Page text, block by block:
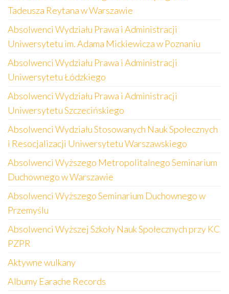
Tadeusza Reytana w Warszawie
Absolwenci Wydziału Prawa i Administracji
Uniwersytetu im. Adama Mickiewicza w Poznaniu
Absolwenci Wydziału Prawa i Administracji
Uniwersytetu Łódzkiego
Absolwenci Wydziału Prawa i Administracji
Uniwersytetu Szczecińskiego
Absolwenci Wydziału Stosowanych Nauk Społecznych
i Resocjalizacji Uniwersytetu Warszawskiego
Absolwenci Wyższego Metropolitalnego Seminarium
Duchownego w Warszawie
Absolwenci Wyższego Seminarium Duchownego w
Przemyślu
Absolwenci Wyższej Szkoły Nauk Społecznych przy KC
PZPR
Aktywne wulkany
Albumy Earache Records